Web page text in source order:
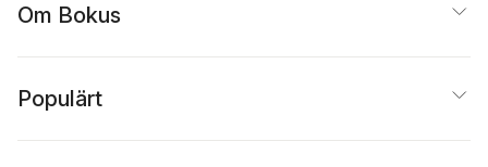
Om Bokus
Populärt